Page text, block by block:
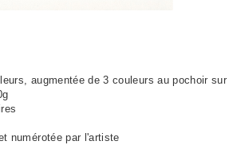
augmentée de 3 couleurs au pochoir sur
numérotée par l'artiste